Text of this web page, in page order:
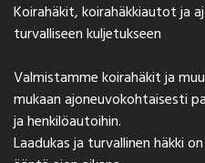
Koirahäkit, koirahäkkiautot ja
turvalliseen kuljetukseen
Valmistamme koirahäkit ja
mukaan ajoneuvokohtaisesti
ja henkilöautoihin.
Laadukas ja turvallinen häkki